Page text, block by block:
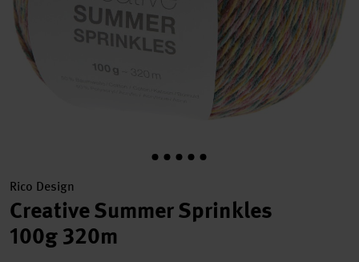
Rico Design
Creative Summer Sprinkles
100g 320m